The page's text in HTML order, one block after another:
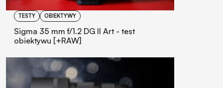
TESTY OBIEKTYWY
Sigma 35 mm f/1.2 DG II Art - test
obiektywu [+RAW]